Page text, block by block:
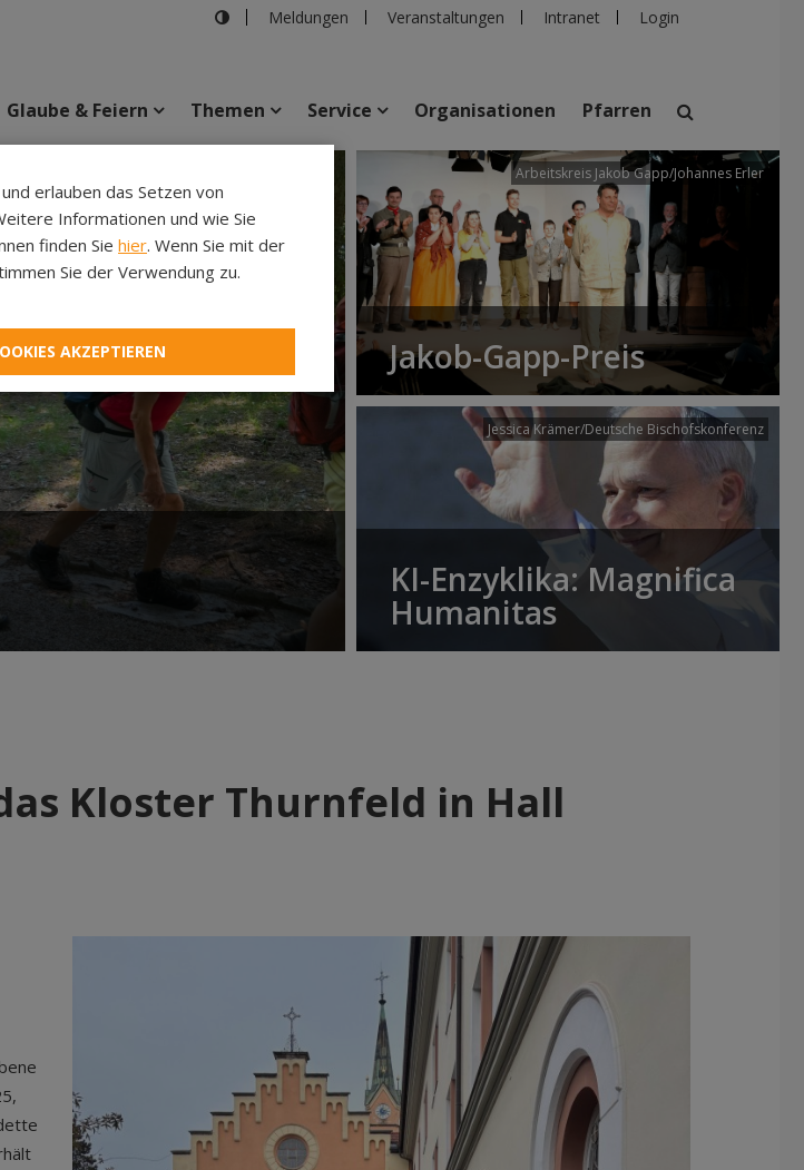
Meldungen Veranstaltungen Intranet Login
suchen
Veranstaltungen Personen Pfarren Einrichtungen
Glaube & Feiern Themen Service Organisationen Pfarren
Arbeitskreis Jakob Gapp/Johannes Erler
Jakob-Gapp-Preis
Jessica Krämer/Deutsche Bischofskonferenz
KI-Enzyklika: Magnifica
Humanitas
Kloster Thurnfeld in Hall
erlauben das Setzen von
Informationen und wie Sie
finden Sie hier. Wenn Sie mit der
Sie der Verwendung zu.
AKZEPTIEREN